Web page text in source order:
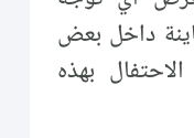
داخل بعض
بهذه